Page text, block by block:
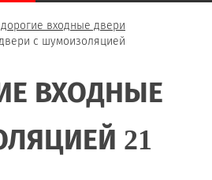
входные двери
с шумоизоляцией
ВХОДНЫЕ
21